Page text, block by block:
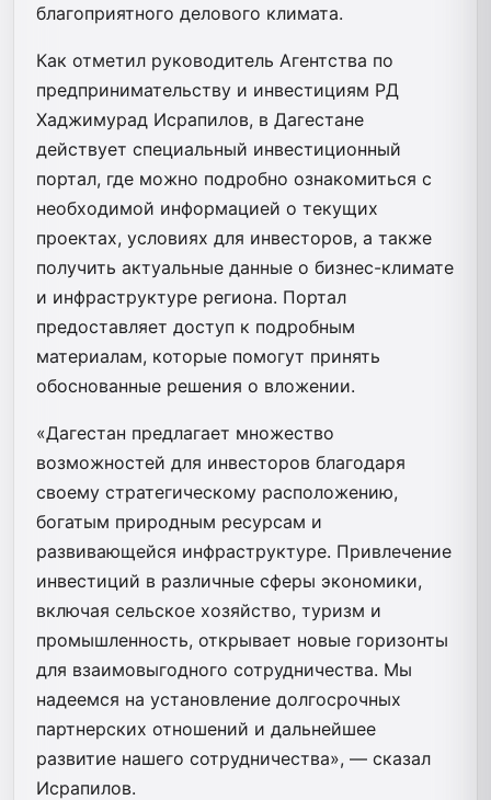
благоприятного делового климата.
Как отметил руководитель Агентства по
предпринимательству и инвестициям РД
Хаджимурад Исрапилов, в Дагестане
действует специальный инвестиционный
портал, где можно подробно ознакомиться с
необходимой информацией о текущих
проектах, условиях для инвесторов, а также
получить актуальные данные о бизнес-климате
и инфраструктуре региона. Портал
предоставляет доступ к подробным
материалам, которые помогут принять
обоснованные решения о вложении.
«Дагестан предлагает множество
возможностей для инвесторов благодаря
своему стратегическому расположению,
богатым природным ресурсам и
развивающейся инфраструктуре. Привлечение
инвестиций в различные сферы экономики,
включая сельское хозяйство, туризм и
промышленность, открывает новые горизонты
для взаимовыгодного сотрудничества. Мы
надеемся на установление долгосрочных
партнерских отношений и дальнейшее
развитие нашего сотрудничества», — сказал
Исрапилов.